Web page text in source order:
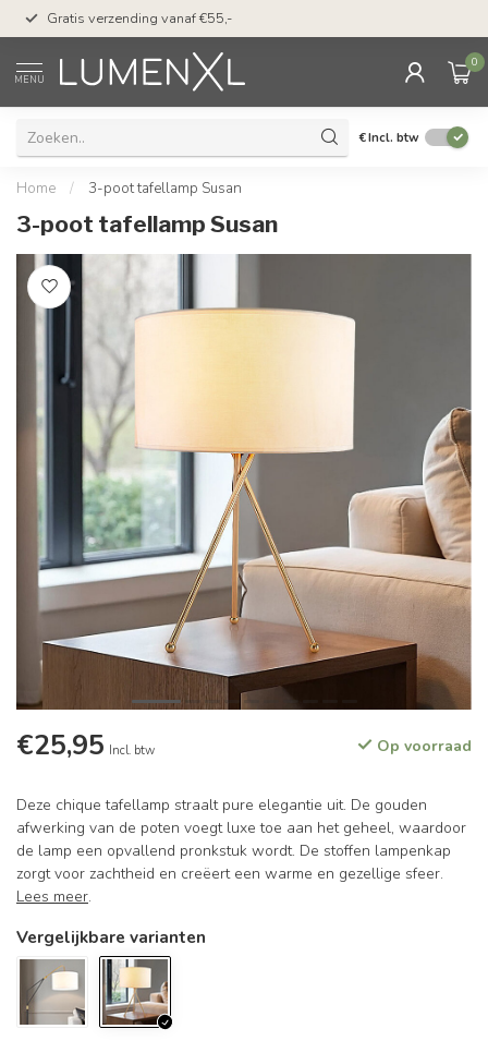
Gratis verzending vanaf €55,-
MENU
0
€Incl. btw
Home / 3-poot tafellamp Susan
3-poot tafellamp Susan
€25,95 Incl. btw Op voorraad
Deze chique tafellamp straalt pure elegantie uit. De gouden
afwerking van de poten voegt luxe toe aan het geheel, waardoor
de lamp een opvallend pronkstuk wordt. De stoffen lampenkap
zorgt voor zachtheid en creëert een warme en gezellige sfeer.
Lees meer.
Vergelijkbare varianten